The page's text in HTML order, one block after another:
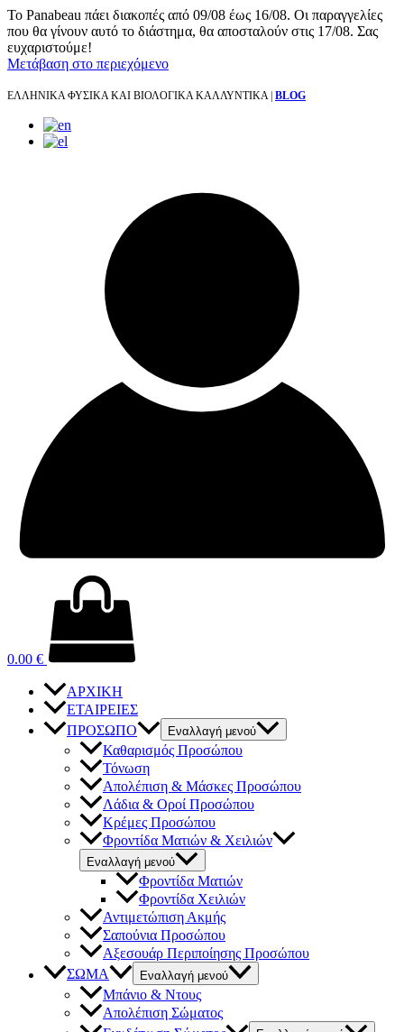
Το Panabeau πάει διακοπές από 09/08 έως 16/08. Οι παραγγελίες
που θα γίνουν αυτό το διάστημα, θα αποσταλούν στις 17/08. Σας
ευχαριστούμε!
Μετάβαση στο περιεχόμενο
ΕΛΛΗΝΙΚΑ ΦΥΣΙΚΑ ΚΑΙ ΒΙΟΛΟΓΙΚΑ ΚΑΛΛΥΝΤΙΚΑ | BLOG
0.00 €
ΑΡΧΙΚΗ
ΕΤΑΙΡΕΙΕΣ
ΠΡΟΣΩΠΟ
Εναλλαγή μενού
Καθαρισμός Προσώπου
Τόνωση
Απολέπιση & Μάσκες Προσώπου
Λάδια & Οροί Προσώπου
Κρέμες Προσώπου
Φροντίδα Ματιών & Χειλιών
Εναλλαγή μενού
Φροντίδα Ματιών
Φροντίδα Χειλιών
Αντιμετώπιση Ακμής
Σαπούνια Προσώπου
Αξεσουάρ Περιποίησης Προσώπου
ΣΩΜΑ
Εναλλαγή μενού
Μπάνιο & Ντους
Απολέπιση Σώματος